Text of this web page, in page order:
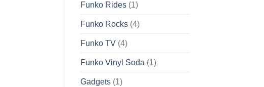
Funko Rides(1)
Funko Rocks(4)
Funko TV(4)
Funko Vinyl Soda (1)
Gadgets(1)